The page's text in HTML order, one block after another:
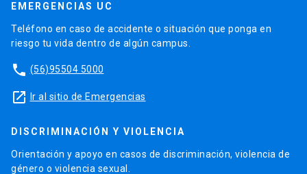
EMERGENCIAS UC
Teléfono en caso de accidente o situación que ponga en
riesgo tu vida dentro de algún campus.
phone (56)95504 5000
launch Ir al sitio de Emergencias
DISCRIMINACIÓN Y VIOLENCIA
Orientación y apoyo en casos de discriminación, violencia de
género o violencia sexual.